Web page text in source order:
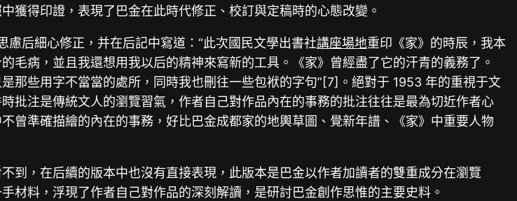
獲得印證，表現了巴金在此時代修正、校訂與定稿時的心態改變。
后細心修正，并在后記中寫道：“此次國民文學出書社講座場地重印《家》的時辰，我本
病，並且我還想用我以后的精神來寫新的工具。《家》曾經盡了它的汗青的義務了。
那些用字不當當的處所，同時我也刪往一些包袱的字句”[7]。絕對于 1953 年的重視于文
批注是傳統文人的瀏覽習氣，作者自己對作品內在的事務的批注往往是最為切近作者心
曾準確描繪的內在的事務，好比巴金成都家的地輿草圖、覺新年譜、《家》中重要人物
到，在后續的版本中也沒有直接表現，此版本是巴金以作者加讀者的雙重成分在瀏覽
材料，浮現了作者自己對作品的深刻解讀，是研討巴金創作思惟的主要史料。